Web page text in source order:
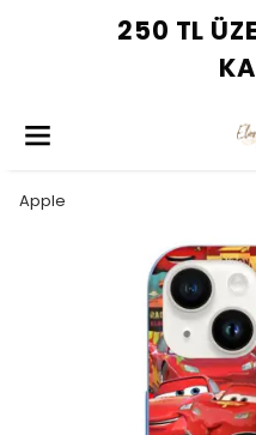
3 AL
Apple